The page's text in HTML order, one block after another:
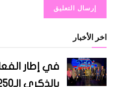
اخر الأخبار
في إطار